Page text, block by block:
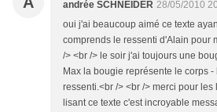
andrée SCHNEIDER 28/05/2010
oui j'ai beaucoup aimé ce texte
comprends le ressenti d'Alain pour
/> <br /> le soir j'ai toujours une
Max la bougie représente le corps -
ressenti.<br /> <br /> merci pour
lisant ce texte c'est incroyable